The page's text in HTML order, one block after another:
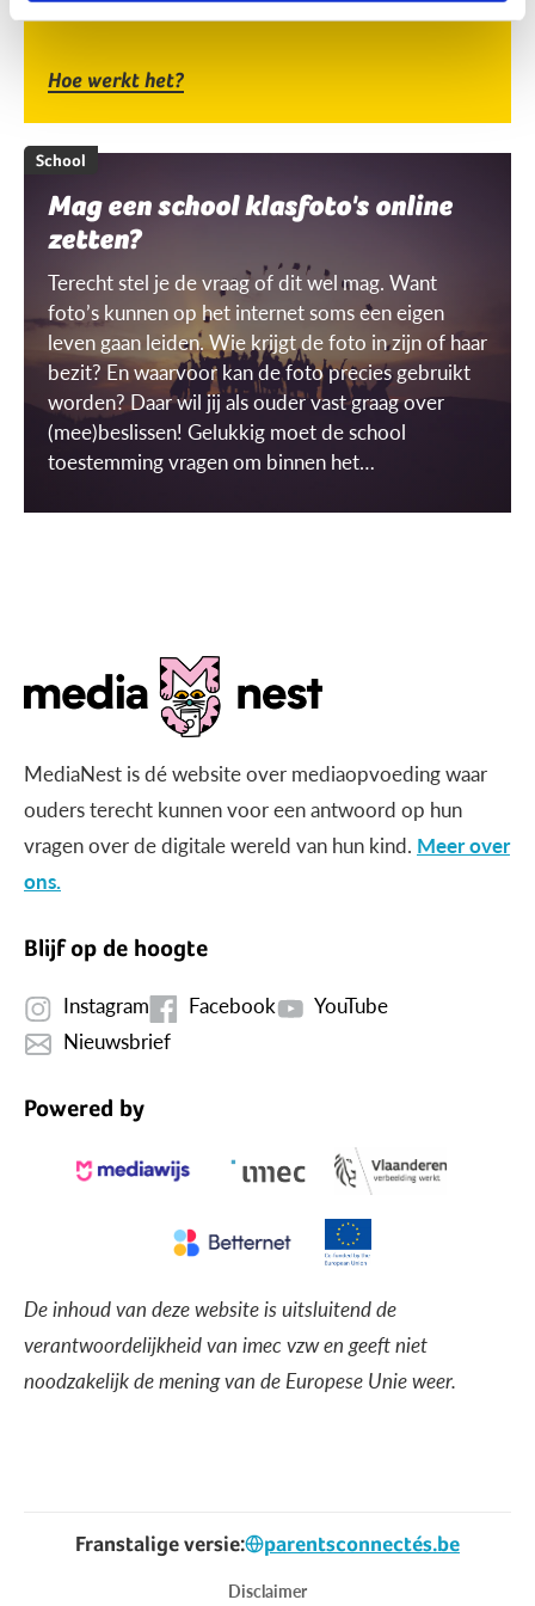
Hoe werkt het?
School
Mag een school klasfoto's online
zetten?
Terecht stel je de vraag of dit wel mag. Want
foto’s kunnen op het internet soms een eigen
leven gaan leiden. Wie krijgt de foto in zijn of haar
bezit? En waarvoor kan de foto precies gebruikt
worden? Daar wil jij als ouder vast graag over
(mee)beslissen! Gelukkig moet de school
toestemming vragen om binnen het
maken én gebruiken. Maar wat is dat dan, een
MediaNest is dé website over mediaopvoeding waar
ouders terecht kunnen voor een antwoord op hun
vragen over de digitale wereld van hun kind. Meer over
ons.
Blijf op de hoogte
Instagram Facebook
YouTube
Nieuwsbrief
Powered by
De inhoud van deze website is uitsluitend de
verantwoordelijkheid van imec vzw en geeft niet
noodzakelijk de mening van de Europese Unie weer.
Franstalige versie: parentsconnectés.be
Disclaimer